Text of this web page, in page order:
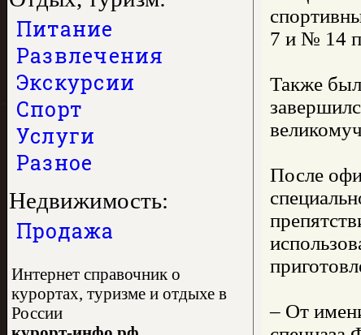
Питание
Развлечения
Экскурсии
Спорт
Услуги
Разное
Недвижимость:
Продажа
Интернет справочник о
курортах, туризме и отдыхе в
России
7 и № 14
Также
После
– От